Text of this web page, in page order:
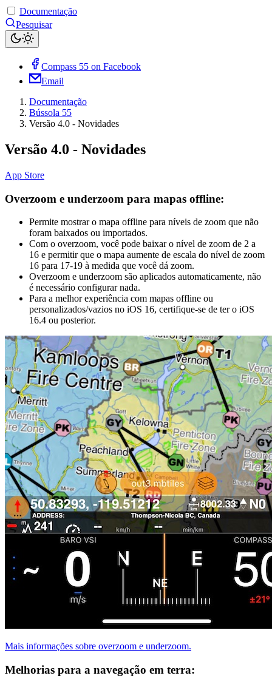
Documentação
Pesquisar
Compass 55 on Facebook
Email
Documentação
Bússola 55
Versão 4.0 - Novidades
Versão 4.0 - Novidades
App Store
Overzoom e underzoom para mapas offline:
Permite mostrar o mapa offline para níveis de zoom que não
foram baixados ou importados.
Com o overzoom, você pode baixar o nível de zoom de 2 a
16 e permitir que o mapa aumente de escala do nível de zoom
16 para 17-19 à medida que você dá zoom.
Overzoom e underzoom são aplicados automaticamente, não
é necessário configurar nada.
Para a melhor experiência com mapas offline ou
personalizados/vazios no iOS 16, certifique-se de ter o iOS
16.4 ou posterior.
Mais informações sobre overzoom e underzoom.
Melhorias para a navegação em terra: